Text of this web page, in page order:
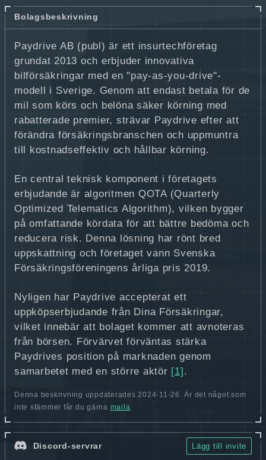
Bolagsbeskrivning
Paydrive AB (publ) är ett insurtechföretag
grundat 2013 och erbjuder innovativa
bilförsäkringar med en "pay-as-you-drive"-
modell i Sverige. Genom att endast betala för de
mil som körs och belöna säker körning med
rabatterade premier, strävar Paydrive efter att
förändra försäkringsbranschen och uppmuntra
till kostnadseffektiv och hållbar körning.
En central teknisk komponent i företagets
erbjudande är algoritmen QOTA (Quarterly
Optimized Telematics Algorithm), vilken bygger
på omfattande kördata för att bättre bedöma och
reducera risk. Denna lösning har rönt bred
uppskattning och företaget vann Svenska
Försäkringsföreningens årliga pris 2019.
Nyligen har Paydrive accepterat ett
uppköpserbjudande från Dina Försäkringar,
vilket innebär att bolaget kommer att avnoteras
från börsen. Förvärvet förväntas stärka
Paydrives position på marknaden genom
samarbetet med en större aktör [1] .
Denna beskrivning uppdaterades 2024-11-26. Är det något som
inte stämmer får du gärna maila.
Discord-servrar Lägg till invite